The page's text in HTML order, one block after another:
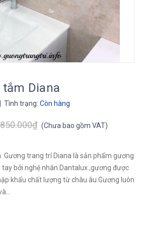
Diana
| Tình trạng: Còn hàng
(Chưa bao gồm VAT)
Gương trang trí Diana là sản phẩm gương
bởi nghệ nhân Dantalux ,gương được
khẩu chất lượng từ châu âu.Gương luôn